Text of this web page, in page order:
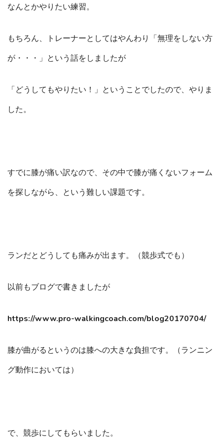
なんとかやりたい練習。
もちろん、トレーナーとしてはやんわり「無理をしない方
が・・・」という話をしましたが
「どうしてもやりたい！」ということでしたので、やりま
した。
すでに膝が痛い訳なので、その中で膝が痛くないフォーム
を探しながら、という難しい課題です。
ランだとどうしても痛みが出ます。（競歩式でも）
以前もブログで書きましたが
https://www.pro-walkingcoach.com/blog20170704/
膝が曲がるというのは膝への大きな負担です。（ランニン
グ動作においては）
で、競歩にしてもらいました。